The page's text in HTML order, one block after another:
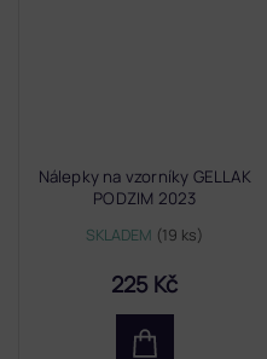
Nálepky na vzorníky GELLAK
PODZIM 2023
SKLADEM (19 ks)
225 Kč